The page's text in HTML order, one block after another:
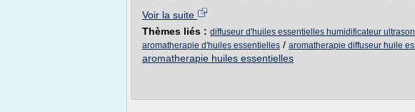
Voir la suite
Thèmes liés : diffuseur d'huiles essentielles humidificateur
aromatherapie d'huiles essentielles / aromatherapie diffuseur huile
aromatherapie huiles essentielles